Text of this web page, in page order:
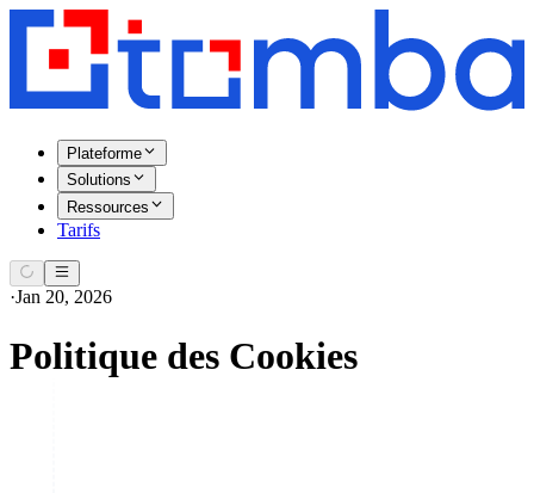
Plateforme
Solutions
Ressources
Tarifs
·Jan 20, 2026
Politique des Cookies